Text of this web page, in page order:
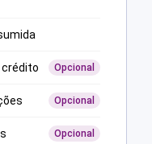
crédito Opcional
Opcional
Opcional